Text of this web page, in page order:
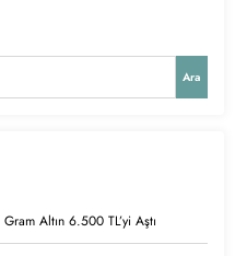
Ara
Altın 6.500 TL’yi Aştı